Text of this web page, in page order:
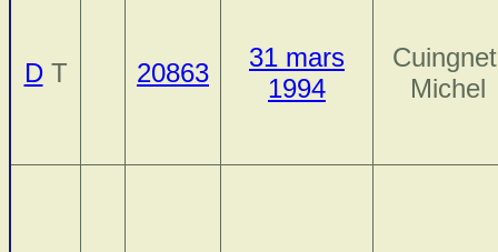
DT 20863
31 mars
1994
Michel